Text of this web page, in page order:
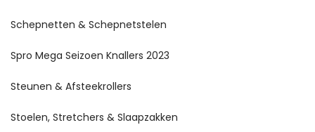
Schepnetten & Schepnetstelen
Spro Mega Seizoen Knallers 2023
Steunen & Afsteekrollers
Stoelen, Stretchers & Slaapzakken